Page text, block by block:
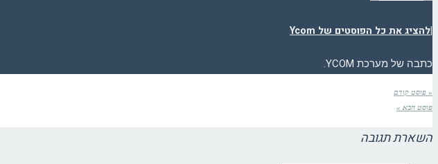
|להציג את כל הפוסטים של Ycom
כתבה של מערכת YCOM.
« פוסט קודם
פוסט הבא »
השארת תגובה